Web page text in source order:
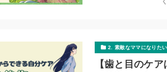
2. 素敵なママになりたい
【歯と目のケ